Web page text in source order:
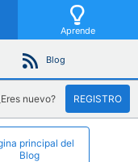
Aprende
Blog
nuevo? REGISTRO
principal del
Blog